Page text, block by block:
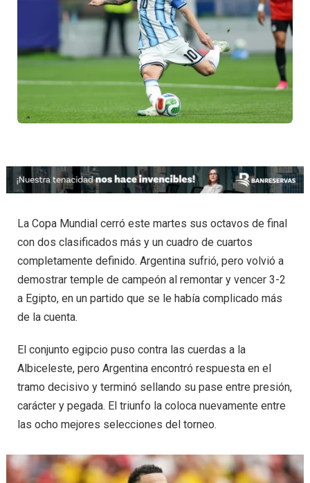
La Copa Mundial cerró este martes sus octavos de final
con dos clasificados más y un cuadro de cuartos
completamente definido. Argentina sufrió, pero volvió a
demostrar temple de campeón al remontar y vencer 3-2
a Egipto, en un partido que se le había complicado más
de la cuenta.
El conjunto egipcio puso contra las cuerdas a la
Albiceleste, pero Argentina encontró respuesta en el
tramo decisivo y terminó sellando su pase entre presión,
carácter y pegada. El triunfo la coloca nuevamente entre
las ocho mejores selecciones del torneo.